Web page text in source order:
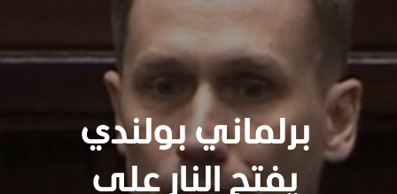
برلماني بولندي
يفتح النار على